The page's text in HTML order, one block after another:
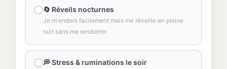
🔄 Réveils nocturnes
Je m'endors facilement mais me réveille en pleine
nuit sans me rendormir
💭 Stress & ruminations le soir